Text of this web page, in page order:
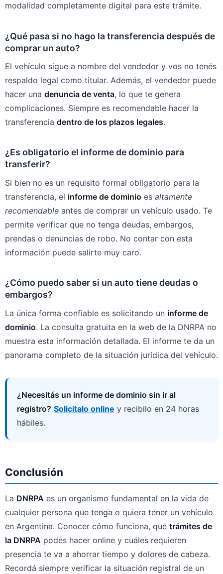
modalidad completamente digital para este trámite.
¿Qué pasa si no hago la transferencia después de
comprar un auto?
El vehículo sigue a nombre del vendedor y vos no tenés
respaldo legal como titular. Además, el vendedor puede
hacer una denuncia de venta, lo que te genera
complicaciones. Siempre es recomendable hacer la
transferencia dentro de los plazos legales.
¿Es obligatorio el informe de dominio para
transferir?
Si bien no es un requisito formal obligatorio para la
transferencia, el informe de dominio es altamente
recomendable antes de comprar un vehículo usado. Te
permite verificar que no tenga deudas, embargos,
prendas o denuncias de robo. No contar con esta
información puede salirte muy caro.
¿Cómo puedo saber si un auto tiene deudas o
embargos?
La única forma confiable es solicitando un informe de
dominio. La consulta gratuita en la web de la DNRPA no
muestra esta información detallada. El informe te da un
panorama completo de la situación jurídica del vehículo.
¿Necesitás un informe de dominio sin ir al
registro? Solicitalo online y recibilo en 24 horas
hábiles.
Conclusión
La DNRPA es un organismo fundamental en la vida de
cualquier persona que tenga o quiera tener un vehículo
en Argentina. Conocer cómo funciona, qué trámites de
la DNRPA podés hacer online y cuáles requieren
presencia te va a ahorrar tiempo y dolores de cabeza.
Recordá siempre verificar la situación registral de un